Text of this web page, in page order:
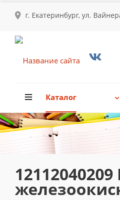
г. Екатеринбург, ул.
Каталог